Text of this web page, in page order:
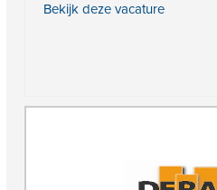
Bekijk deze vacature